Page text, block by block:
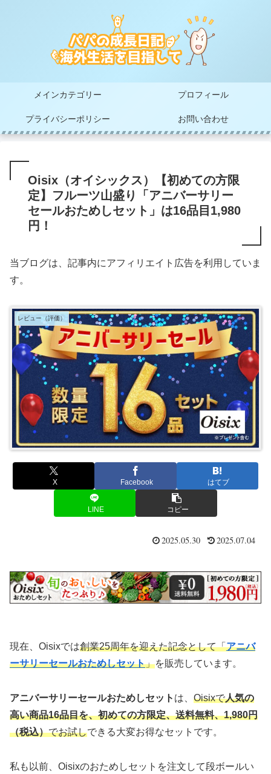
メインカテゴリー プロフィール
プライバシーポリシー お問い合わせ
Oisix（オイシックス）【初めての方限
定】フルーツ山盛り「アニバーサリー
セールおためしセット」は16品目1,980
円！
当ブログは、記事内にアフィリエイト広告を利用していま
す。
レビュー（評価）
X Facebook はてブ
LINE コピー
2025.05.30 2025.07.04
現在、Oisixでは創業25周年を迎えた記念として「アニバ
ーサリーセールおためしセット」を販売しています。
アニバーサリーセールおためしセット は、 Oisixで人気の
高い商品16品目を、初めての方限定、送料無料、1,980円
（税込）でお試しできる大変お得なセットです。
私も以前、Oisixのおためしセットを注文して段ボールい